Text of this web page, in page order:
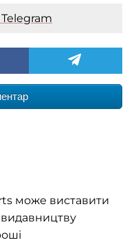
Telegram
може виставити